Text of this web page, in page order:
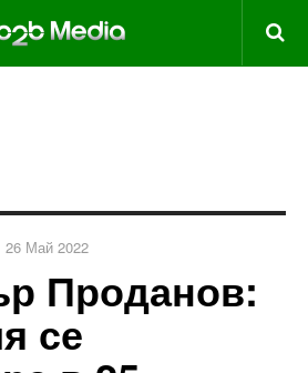
26 Май 2022
Проданов:
се